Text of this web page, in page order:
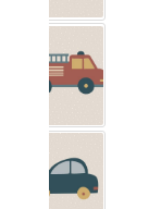
Småstraat
Voiture